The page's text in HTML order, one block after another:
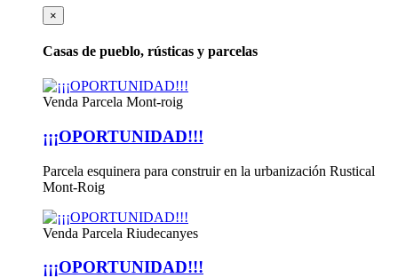
×
Casas de pueblo, rústicas y parcelas
Venda Parcela Mont-roig
¡¡¡OPORTUNIDAD!!!
Parcela esquinera para construir en la urbanización Rustical
Mont-Roig
Venda Parcela Riudecanyes
¡¡¡OPORTUNIDAD!!!